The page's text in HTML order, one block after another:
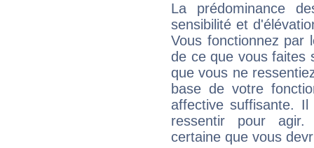
La prédominance
sensibilité et
Vous fonctionnez
de ce que vous faites
que vous ne
base de votre
affective suffisante.
ressentir pour agir.
certaine que vous